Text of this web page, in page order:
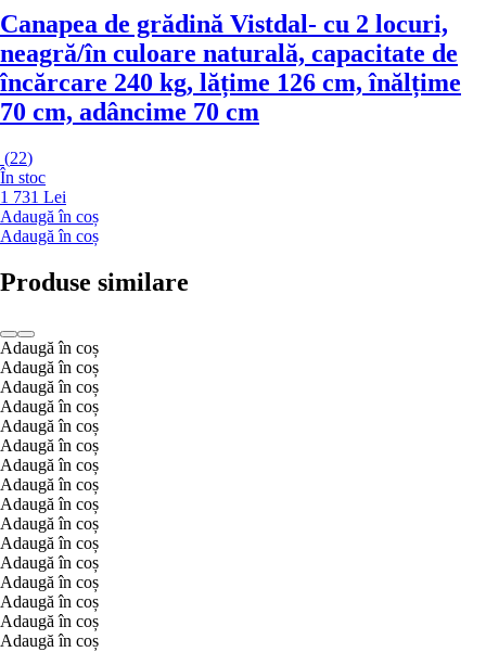
Canapea de grădină Vistdal- cu 2 locuri,
neagră/în culoare naturală, capacitate de
încărcare 240 kg, lățime 126 cm, înălțime
70 cm, adâncime 70 cm
(22)
În stoc
1 731 Lei
Adaugă în coș
Adaugă în coș
Produse similare
Adaugă în coș
Adaugă în coș
Adaugă în coș
Adaugă în coș
Adaugă în coș
Adaugă în coș
Adaugă în coș
Adaugă în coș
Adaugă în coș
Adaugă în coș
Adaugă în coș
Adaugă în coș
Adaugă în coș
Adaugă în coș
Adaugă în coș
Adaugă în coș